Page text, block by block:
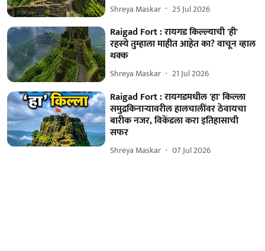
Shreya Maskar 25 Jul 2026
Raigad Fort : रायगड किल्ल्याची 'ही'
रहस्ये तुम्हाला माहीत आहेत का? वाचून व्हाल
थक्क
Shreya Maskar 21 Jul 2026
Raigad Fort : रायगडमधील 'हा' किल्ला
समुद्रकिनाऱ्यावरील हालचालींवर ठेवायचा
बारीक नजर, विकेंडला करा इतिहासाची
सफर
Shreya Maskar 07 Jul 2026